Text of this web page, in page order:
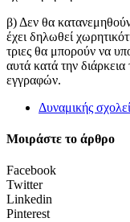
β) Δεν θα
έχει δηλωθεί
τριες θα μπορούν να
αυτά κατά την
εγγραφών.
Δυναμικής
Μοιράστε το άρθρο
Facebook
Twitter
Linkedin
Pinterest